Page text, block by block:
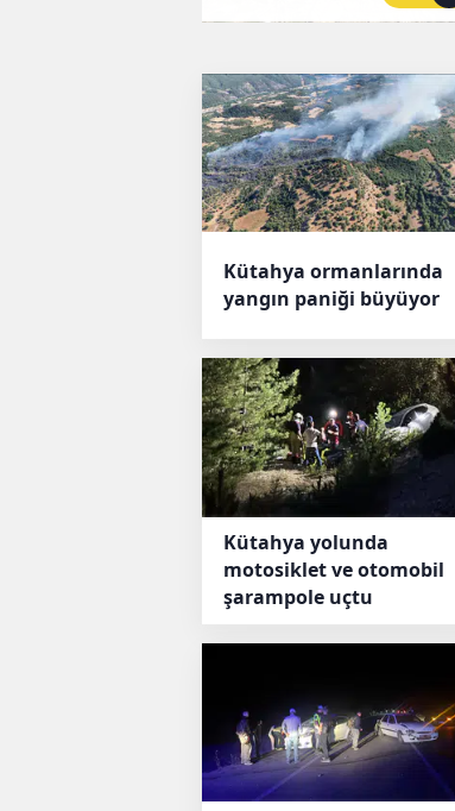
Kütahya ormanlarında
yangın paniği büyüyor
Kütahya yolunda
motosiklet ve otomobil
şarampole uçtu